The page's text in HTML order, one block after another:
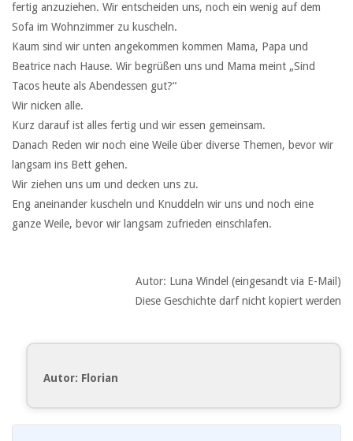
fertig anzuziehen. Wir entscheiden uns, noch ein wenig auf dem
Sofa im Wohnzimmer zu kuscheln.
Kaum sind wir unten angekommen kommen Mama, Papa und
Beatrice nach Hause. Wir begrüßen uns und Mama meint „Sind
Tacos heute als Abendessen gut?“
Wir nicken alle.
Kurz darauf ist alles fertig und wir essen gemeinsam.
Danach Reden wir noch eine Weile über diverse Themen, bevor wir
langsam ins Bett gehen.
Wir ziehen uns um und decken uns zu.
Eng aneinander kuscheln und Knuddeln wir uns und noch eine
ganze Weile, bevor wir langsam zufrieden einschlafen.
Autor: Luna Windel (eingesandt via E-Mail)
Diese Geschichte darf nicht kopiert werden
Autor: Florian